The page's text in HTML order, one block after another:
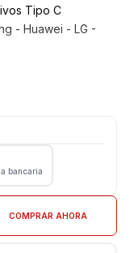
Tipo C
- Huawei - LG -
(0,35A)
bancaria
COMPRAR AHORA